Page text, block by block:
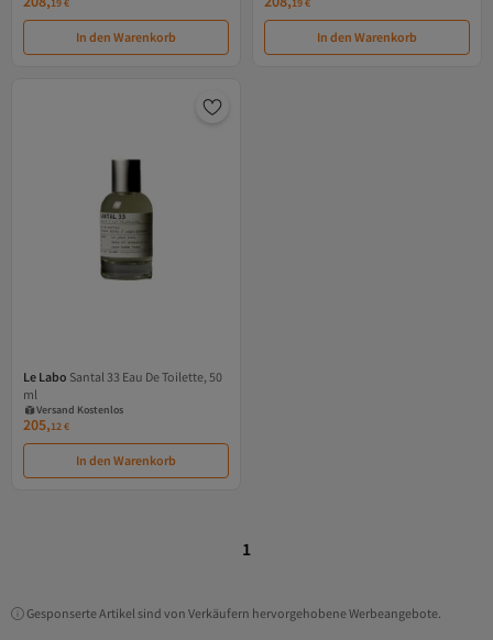
19€
In den Warenkorb
19€
In den Warenkorb
Le Labo Santal 33 Eau De Toilette, 50
ml
Versand Kostenlos
Gratis Versand
Versand Kostenlos
205,12€
In den Warenkorb
1
Gesponserte Artikel sind von Verkäufern hervorgehobene Werbeangebote.